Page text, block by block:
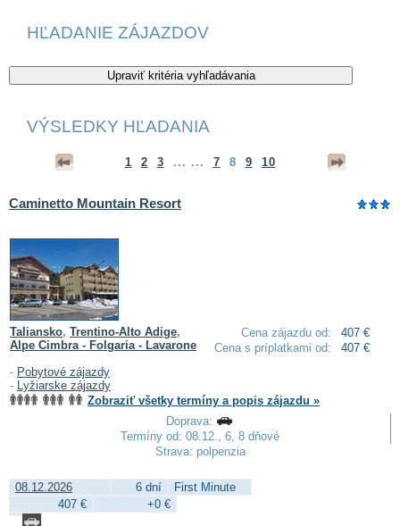
HĽADANIE ZÁJAZDOV
VÝSLEDKY HĽADANIA
1 2 3 ... ... 7 8 9 10
Caminetto Mountain Resort
Cena zájazdu od:
407 €
Cena s príplatkami od:
407 €
Taliansko, Trentino-Alto Adige,
Alpe Cimbra - Folgaria - Lavarone
- Pobytové zájazdy
- Lyžiarske zájazdy
Zobraziť všetky termíny a popis zájazdu »
Doprava:
Termíny od: 08.12., 6, 8 dňové
Strava: polpenzia
08.12.2026 6 dní
First Minute
407 €
+0 €